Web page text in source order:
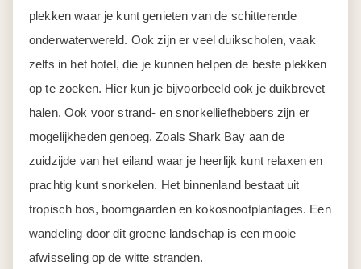
plekken waar je kunt genieten van de schitterende
onderwaterwereld. Ook zijn er veel duikscholen, vaak
zelfs in het hotel, die je kunnen helpen de beste plekken
op te zoeken. Hier kun je bijvoorbeeld ook je duikbrevet
halen. Ook voor strand- en snorkelliefhebbers zijn er
mogelijkheden genoeg. Zoals Shark Bay aan de
zuidzijde van het eiland waar je heerlijk kunt relaxen en
prachtig kunt snorkelen. Het binnenland bestaat uit
tropisch bos, boomgaarden en kokosnootplantages. Een
wandeling door dit groene landschap is een mooie
afwisseling op de witte stranden.